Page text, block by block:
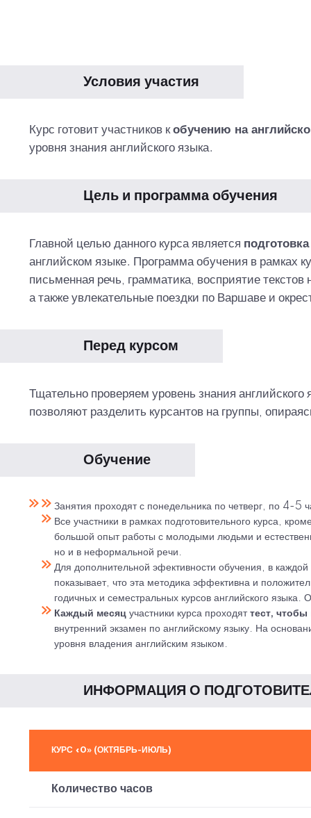
Условия участия
Курс готовит участников кобучению на
уровня знания английского языка.
Цель и программа обучения
Главной целью данного курса является
английском языке. Программа обучения в рамках
письменная речь, грамматика, восприятие
а также увлекательные поездки по Варшаве и
Перед курсом
Тщательно проверяем уровень знания
позволяют разделить курсантов на группы,
Обучение
Занятия проходят с понедельника по четверг, по 4-
Все участники в рамках подготовительного курса,
большой опыт работы с молодыми людьми и
но и в неформальной речи.
Для дополнительной эфективности обучения, в
показывает, что эта методика эффективна и
годичных и семестральных курсов английского
Каждый месяц участники курса проходяттест,
внутренний экзамен по английскому языку. На
уровня владения английским языком.
ИНФОРМАЦИЯ О
КУРС «0» (ОКТЯБРЬ-ИЮЛЬ)
Количество часов